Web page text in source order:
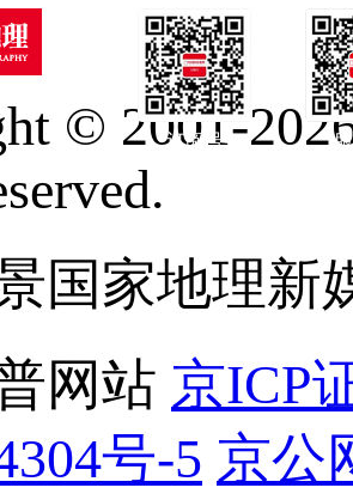
订阅号
© 2001-
国家地理新
网站 京ICP
号-5 京公